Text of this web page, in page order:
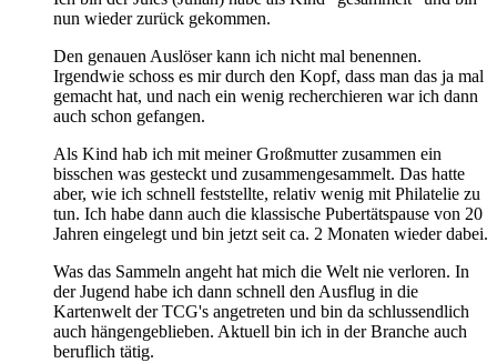
nun wieder zurück gekommen.
Den genauen Auslöser kann ich nicht mal benennen.
Irgendwie schoss es mir durch den Kopf, dass man das ja mal
gemacht hat, und nach ein wenig recherchieren war ich dann
auch schon gefangen.
Als Kind hab ich mit meiner Großmutter zusammen ein
bisschen was gesteckt und zusammengesammelt. Das hatte
aber, wie ich schnell feststellte, relativ wenig mit Philatelie zu
tun. Ich habe dann auch die klassische Pubertätspause von 20
Jahren eingelegt und bin jetzt seit ca. 2 Monaten wieder dabei.
Was das Sammeln angeht hat mich die Welt nie verloren. In
der Jugend habe ich dann schnell den Ausflug in die
Kartenwelt der TCG's angetreten und bin da schlussendlich
auch hängengeblieben. Aktuell bin ich in der Branche auch
beruflich tätig.